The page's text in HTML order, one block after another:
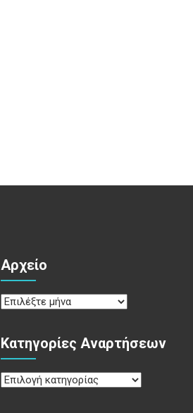
Αρχείο
Αρχείο
Κατηγορίες Αναρτήσεων
Κατηγορίες